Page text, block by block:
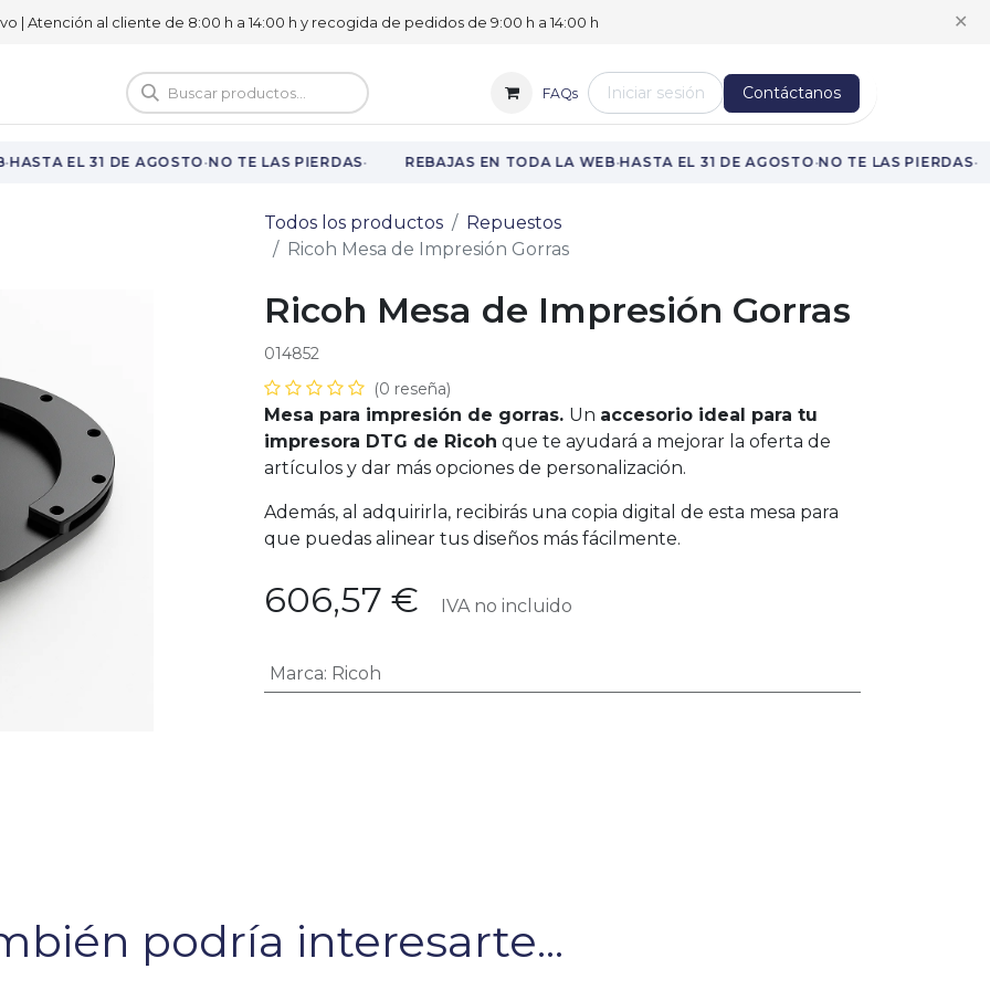
| Atención al cliente de 8:00 h a 14:00 h y recogida de pedidos de 9:00 h a 14:00 h ✕
Vuelta al cole FAQs Iniciar sesión Contáctanos
EL 31 DE AGOSTO·NO TE LAS PIERDAS· REBAJAS EN TODA LA WEB·HASTA EL 31 DE AGOSTO·NO TE LAS PIERDAS·
Todos los productos
Repuestos
Ricoh Mesa de Impresión Gorras
Ricoh Mesa de Impresión Gorras
014852
(0 reseña)
Mesa para impresión de gorras. Un accesorio ideal para tu
impresora DTG de Ricoh que te ayudará a mejorar la oferta de
artículos y dar más opciones de personalización.
Además, al adquirirla, recibirás una copia digital de esta mesa para
que puedas alinear tus diseños más fácilmente.
606,57 € IVA no incluido
Marca: Ricoh
podría interesarte...